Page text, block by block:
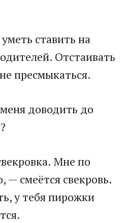
ставить на
Отстаивать
пресмыкаться.
доводить до
Мне по
— смеётся свекровь.
у тебя пирожки